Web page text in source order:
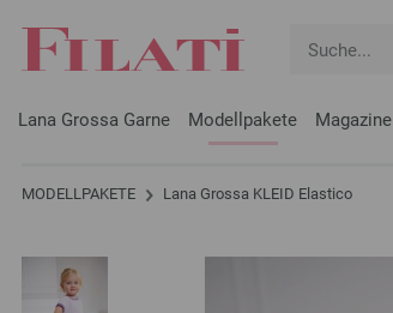
Lana Grossa Garne Modellpakete Magazine
MODELLPAKETE Lana Grossa KLEID Elastico